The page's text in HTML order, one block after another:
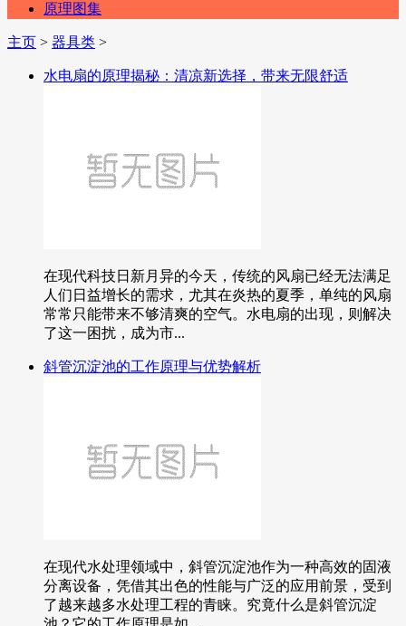
原理图集
主页 > 器具类 >
水电扇的原理揭秘：清凉新选择，带来无限舒适
在现代科技日新月异的今天，传统的风扇已经无法满足
人们日益增长的需求，尤其在炎热的夏季，单纯的风扇
常常只能带来不够清爽的空气。水电扇的出现，则解决
了这一困扰，成为市...
斜管沉淀池的工作原理与优势解析
在现代水处理领域中，斜管沉淀池作为一种高效的固液
分离设备，凭借其出色的性能与广泛的应用前景，受到
了越来越多水处理工程的青睐。究竟什么是斜管沉淀